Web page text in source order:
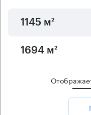
1145 м²
1694 м²